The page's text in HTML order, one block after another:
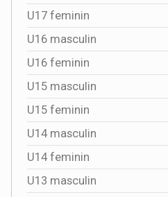
U17 feminin
U16 masculin
U16 feminin
U15 masculin
U15 feminin
U14 masculin
U14 feminin
U13 masculin